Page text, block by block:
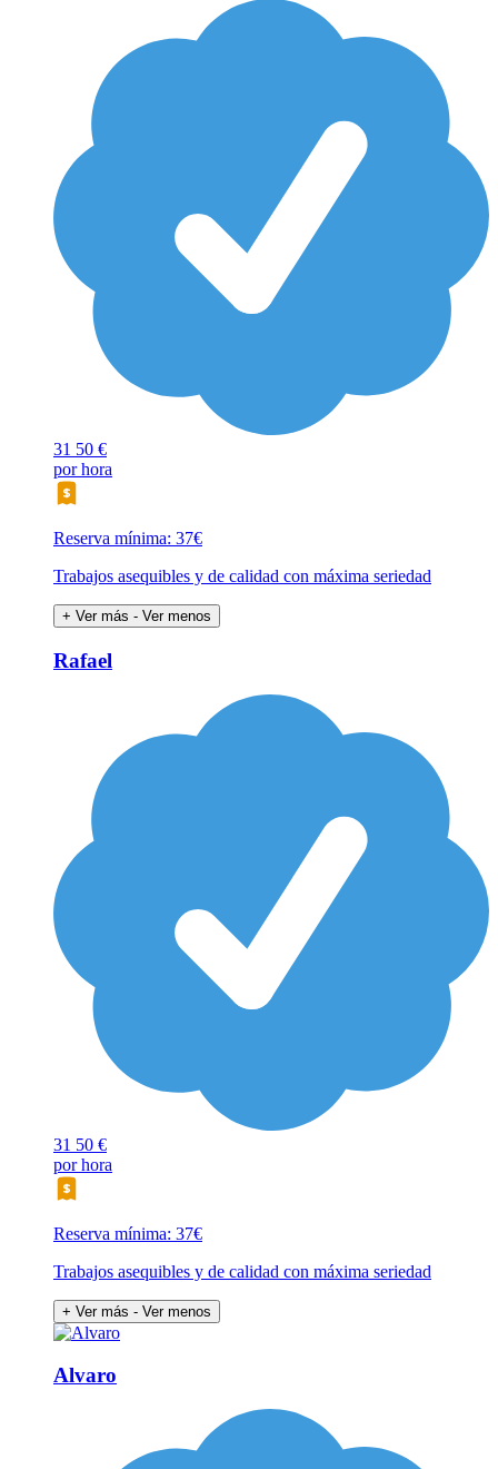
31 50 €
por hora
Reserva mínima: 37€
Trabajos asequibles y de calidad con máxima seriedad
+ Ver más - Ver menos
Rafael
31 50 €
por hora
Reserva mínima: 37€
Trabajos asequibles y de calidad con máxima seriedad
+ Ver más - Ver menos
Alvaro